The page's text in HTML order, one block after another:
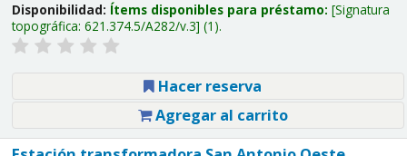
Disponibilidad: Ítems disponibles para préstamo: Signatura
topográfica: 621.374.5/A282/v.3 (1).
Hacer reserva
Agregar al carrito